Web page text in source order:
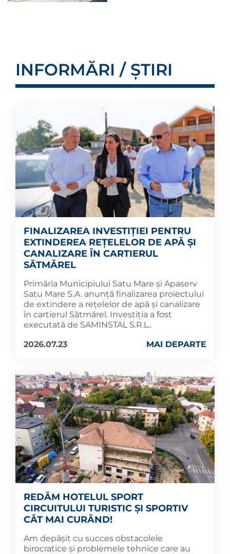
INFORMĂRI / ȘTIRI
FINALIZAREA INVESTIȚIEI PENTRU
EXTINDEREA REȚELELOR DE APĂ ȘI
CANALIZARE ÎN CARTIERUL
SĂTMĂREL
Primăria Municipiului Satu Mare și Apaserv
Satu Mare S.A. anunță finalizarea proiectului
de extindere a rețelelor de apă și canalizare
în cartierul Sătmărel. Investiția a fost
executată de SAMINSTAL S.R.L..
2026.07.23
MAI DEPARTE
REDĂM HOTELUL SPORT
CIRCUITULUI TURISTIC ȘI SPORTIV
CÂT MAI CURÂND!
Am depășit cu succes obstacolele
birocratice și problemele tehnice care au